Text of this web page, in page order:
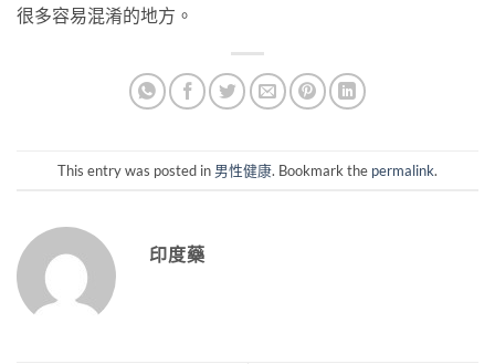
很多容易混淆的地方。
This entry was posted in 男性健康. Bookmark the permalink.
印度藥